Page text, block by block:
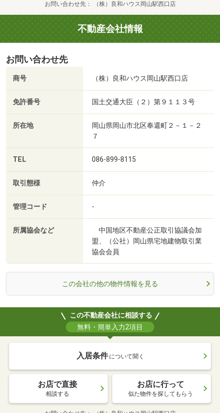
お問い合わせ先 （株）良和ハウス岡山駅西口店
不動産会社情報
お問い合わせ先
商号 （株）良和ハウス岡山駅西口店
免許番号 国土交通大臣（２）第９１１３号
所在地
岡山県岡山市北区奉還町２－１－２
７
TEL 086-899-8115
取引態様 仲介
管理コード -
所属協会など
中国地区不動産公正取引協議会加
盟、（公社）岡山県宅地建物取引業
協会会員
この会社の他の物件情報を見る
この不動産会社に相談する
無料・簡単入力2項目
入居条件 について聞く
お店で直接
相談する
お店に行って
似た物件を探してもらう